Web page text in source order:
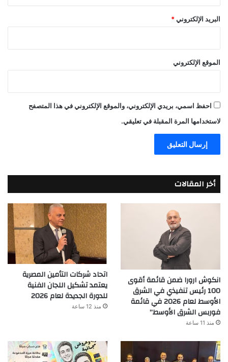
البريد الإلكتروني *
الموقع الإلكتروني
احفظ اسمي، بريدي الإلكتروني، والموقع الإلكتروني في هذا المتصفح
لاستخدامها المرة المقبلة في تعليقي.
أخر المقالات
انكوش ارورا ضمن قائمة أقوى
100 رئيس تنفيذي في الشرق
الأوسط لعام 2026 في قائمة
فوربس الشرق الأوسط”
منذ 11 ساعة
اتحاد شركات التأمين المصرية
يعتمد تشكيل اللجان الفنية
للدورة الجديدة لعام 2026
منذ 12 ساعة